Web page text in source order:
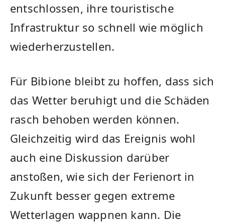
entschlossen, ihre touristische
Infrastruktur so schnell wie möglich
wiederherzustellen.
Für Bibione bleibt zu hoffen, dass sich
das Wetter beruhigt und die Schäden
rasch behoben werden können.
Gleichzeitig wird das Ereignis wohl
auch eine Diskussion darüber
anstoßen, wie sich der Ferienort in
Zukunft besser gegen extreme
Wetterlagen wappnen kann. Die